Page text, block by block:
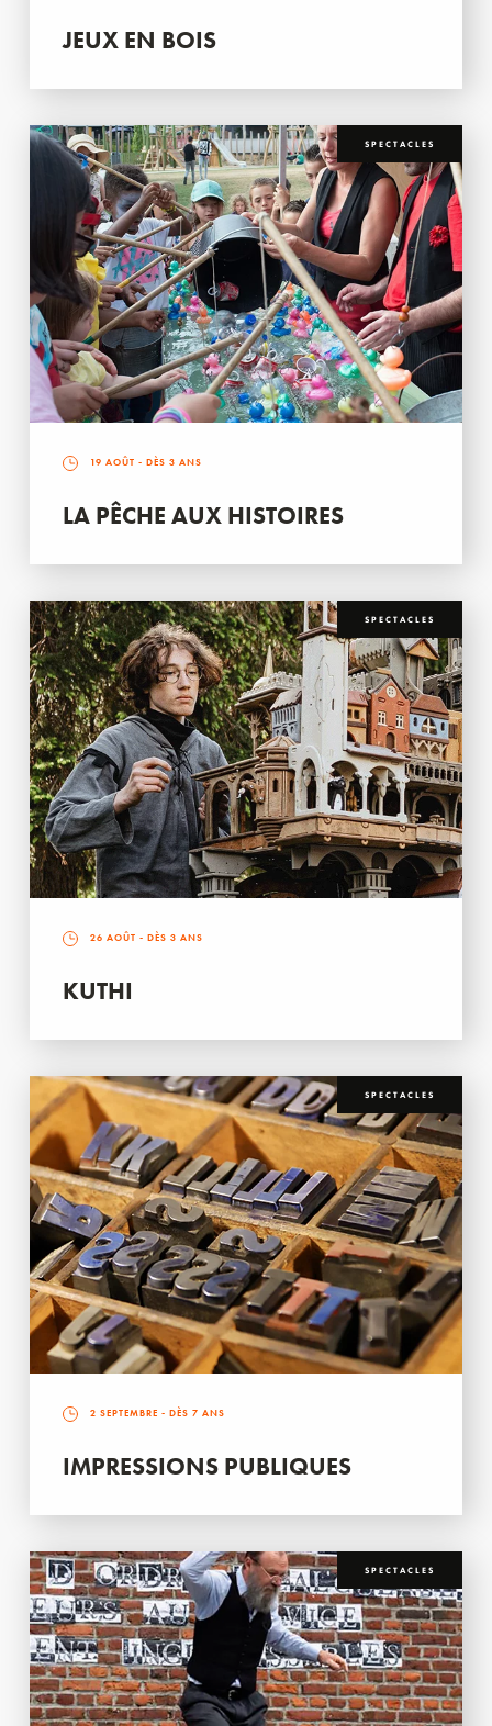
JEUX EN BOIS
SPECTACLES
19 AOÛT - DÈS 3 ANS
LA PÊCHE AUX HISTOIRES
SPECTACLES
26 AOÛT - DÈS 3 ANS
KUTHI
SPECTACLES
2 SEPTEMBRE - DÈS 7 ANS
IMPRESSIONS PUBLIQUES
SPECTACLES